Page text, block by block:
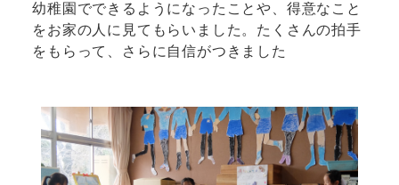
幼稚園でできるようになったことや、得意なこと
をお家の人に見てもらいました。たくさんの拍手
をもらって、さらに自信がつきました